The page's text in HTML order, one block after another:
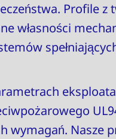
Profile z
własności
wymagań. Nasze